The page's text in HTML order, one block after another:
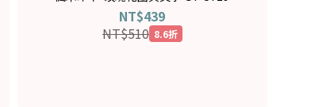
NT$439
NT$510 8.6折